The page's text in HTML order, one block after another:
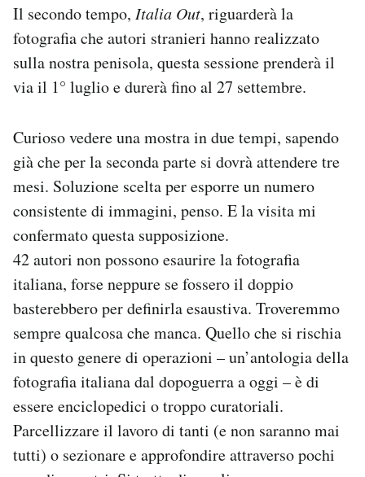
Il secondo tempo, Italia Out, riguarderà la
fotografia che autori stranieri hanno realizzato
sulla nostra penisola, questa sessione prenderà il
via il 1° luglio e durerà fino al 27 settembre.
Curioso vedere una mostra in due tempi, sapendo
già che per la seconda parte si dovrà attendere tre
mesi. Soluzione scelta per esporre un numero
consistente di immagini, penso. E la visita mi
confermato questa supposizione.
42 autori non possono esaurire la fotografia
italiana, forse neppure se fossero il doppio
basterebbero per definirla esaustiva. Troveremmo
sempre qualcosa che manca. Quello che si rischia
in questo genere di operazioni – un’antologia della
fotografia italiana dal dopoguerra a oggi – è di
essere enciclopedici o troppo curatoriali.
Parcellizzare il lavoro di tanti (e non saranno mai
tutti) o sezionare e approfondire attraverso pochi